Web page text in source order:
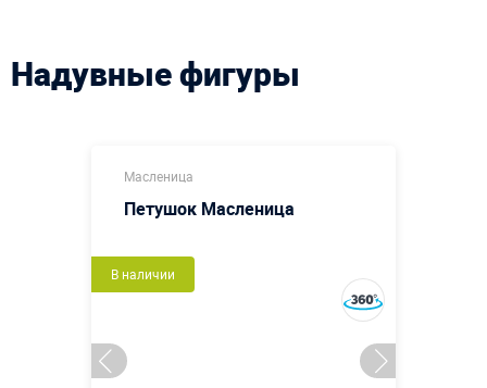
Надувные фигуры
Масленица
Петушок Масленица
В наличии